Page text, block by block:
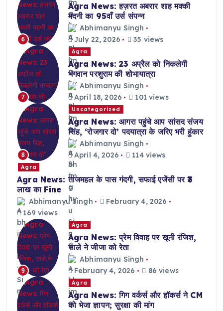
6
Agra News: हज़रत अबरार शाह मक्की
मदनी का 95वाँ उर्स संपन्न
Abhimanyu Singh
July 22, 2026
35 views
7
Agra
Agra News: 23 अप्रैल को निकलेगी
भगवान परशुराम की शोभायात्रा
Abhimanyu Singh
April 18, 2026
101 views
8
Uncategorized
Agra News: आगरा पहुंचे आप सांसद संजय
सिंह, ‘रोजगार दो’ पदयात्रा के जरिए भरी हुंकार
Abhimanyu Singh
April 4, 2026
114 views
Agra
Agra News: ताजमहल के पास गंदगी, सफाई एजेंसी पर ₹3
लाख का Fine
Abhimanyu Singh
February 4, 2026
169 views
9
Agra
Agra News: प्रेम विवाह पर खूनी रंजिश,
साले ने जीजा को रेता
Abhimanyu Singh
February 4, 2026
86 views
Agra
Agra News: गिग वर्कर्स और हॉकर्स ने CM
को भेजा ज्ञापन; सुरक्षा की मांग